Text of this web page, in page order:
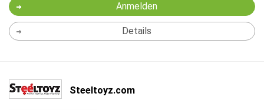
Anmelden
Details
Steeltoyz.com